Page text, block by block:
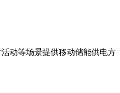
动等场景提供移动储能供电方